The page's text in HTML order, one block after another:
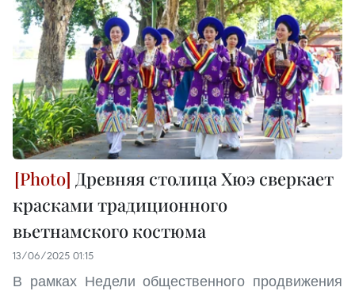
Древняя столица Хюэ сверкает
красками традиционного
вьетнамского костюма
13/06/2025 01:15
В рамках Недели общественного продвижения